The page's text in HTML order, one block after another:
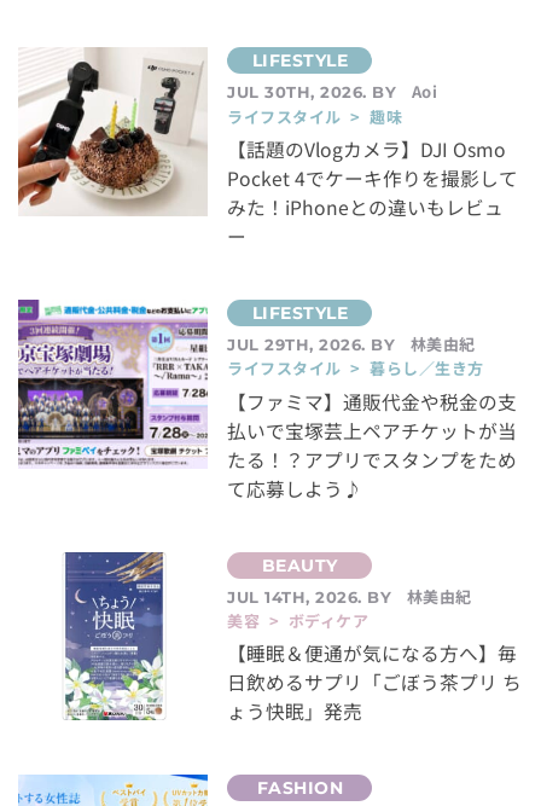
JUL 30TH, 2026. BY
Aoi
ライフスタイル > 趣味
【話題のVlogカメラ】DJI Osmo
Pocket 4でケーキ作りを撮影して
みた！iPhoneとの違いもレビュ
ー
JUL 29TH, 2026. BY
林美由紀
ライフスタイル > 暮らし／生き方
【ファミマ】通販代金や税金の支
払いで宝塚芸上ペアチケットが当
たる！？アプリでスタンプをため
て応募しよう♪
JUL 14TH, 2026. BY
林美由紀
美容 > ボディケア
【睡眠＆便通が気になる方へ】毎
日飲めるサプリ「ごぼう茶プリ ち
ょう快眠」発売